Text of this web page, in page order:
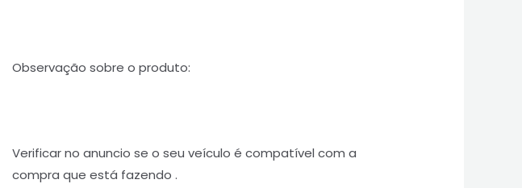
Observação sobre o produto:
Verificar no anuncio se o seu veículo é compatível com a
compra que está fazendo .